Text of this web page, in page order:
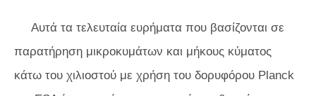
Αυτά τα τελευταία ευρήματα που βασίζονται σε
παρατήρηση μικροκυμάτων και μήκους κύματος
κάτω του χιλιοστού με χρήση του δορυφόρου Planck